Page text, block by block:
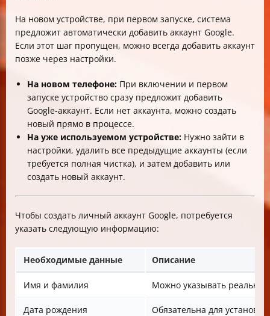
На новом устройстве, при первом запуске, система
предложит автоматически добавить аккаунт Google.
Если этот шаг пропущен, можно всегда добавить аккаунт
позже через настройки.
На новом телефоне: При включении и первом
запуске устройство сразу предложит добавить
Google-аккаунт. Если нет аккаунта, можно создать
новый прямо в процессе.
На уже используемом устройстве: Нужно зайти в
настройки, удалить все предыдущие аккаунты (если
требуется полная чистка), и затем добавить или
создать новый аккаунт.
Чтобы создать личный аккаунт Google, потребуется
указать следующую информацию:
Необходимые данные Описание
Имя и фамилия Можно указывать
Дата рождения Обязательна для